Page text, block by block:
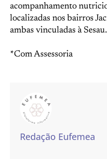
acompanhamento
localizadas nos bairros
ambas vinculadas à Sesau.
*Com Assessoria
Redação Eufemea